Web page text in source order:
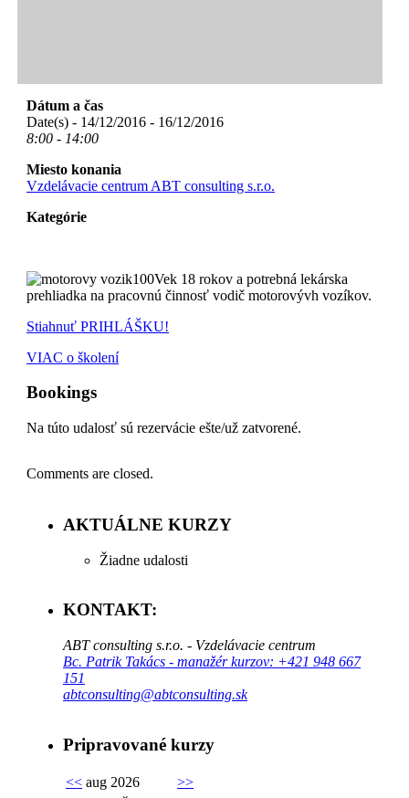
Dátum a čas
Date(s) - 14/12/2016 - 16/12/2016
8:00 - 14:00
Miesto konania
Vzdelávacie centrum ABT consulting s.r.o.
Kategórie
Vek 18 rokov a potrebná lekárska
prehliadka na pracovnú činnosť vodič motorovývh vozíkov.
Stiahnuť PRIHLÁŠKU!
VIAC o školení
Bookings
Na túto udalosť sú rezervácie ešte/už zatvorené.
Comments are closed.
AKTUÁLNE KURZY
Žiadne udalosti
KONTAKT:
ABT consulting s.r.o. - Vzdelávacie centrum
Bc. Patrik Takács - manažér kurzov: +421 948 667
151
abtconsulting@abtconsulting.sk
Pripravované kurzy
<< aug 2026
>>